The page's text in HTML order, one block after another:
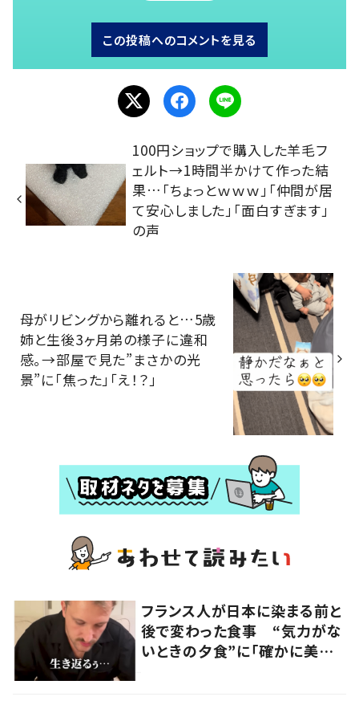
この投稿へのコメントを見る
100円ショップで購入した羊毛フ
ェルト→1時間半かけて作った結
果…「ちょっとｗｗｗ」「仲間が居
て安心しました」「面白すぎます」
の声
母がリビングから離れると…5歳
姉と生後3ヶ月弟の様子に違和
感。→部屋で見た”まさかの光
景”に「焦った」「え！？」
フランス人が日本に染まる前と
後で変わった食事 “気力がな
いときの夕食”に「確かに美味